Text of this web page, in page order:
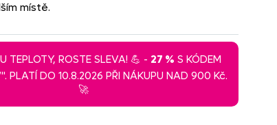
místě.
TEPLOTY, ROSTE SLEVA! 💪 -27 % S KÓDEM
". PLATÍ DO 10.8.2026 PŘI NÁKUPU NAD 900 Kč.
🚀